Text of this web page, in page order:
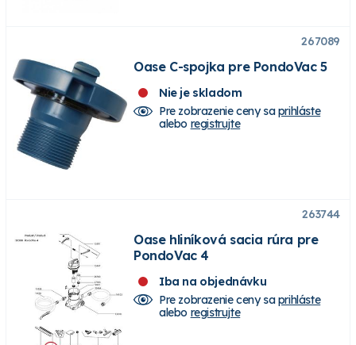
267089
Oase C-spojka pre PondoVac 5
Nie je skladom
Pre zobrazenie ceny saprihláste
alebo registrujte
263744
Oase hliníková sacia rúra pre
PondoVac 4
Iba na objednávku
Pre zobrazenie ceny saprihláste
alebo registrujte